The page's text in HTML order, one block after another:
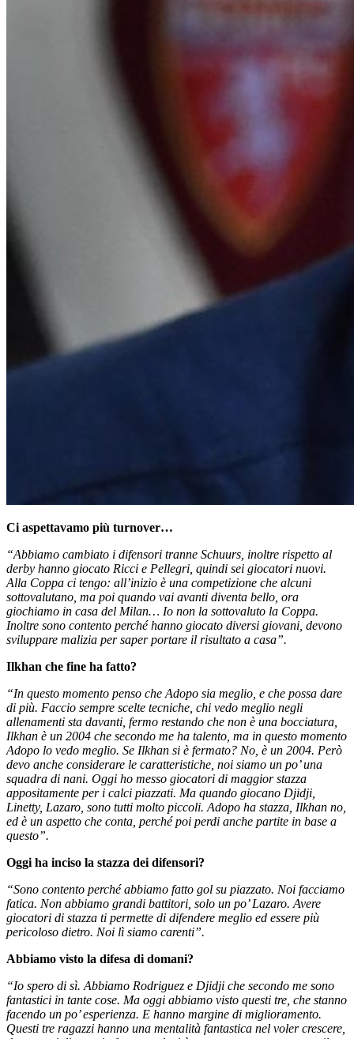
Ci aspettavamo più turnover…
“Abbiamo cambiato i difensori tranne Schuurs, inoltre rispetto al
derby hanno giocato Ricci e Pellegri, quindi sei giocatori nuovi.
Alla Coppa ci tengo: all’inizio è una competizione che alcuni
sottovalutano, ma poi quando vai avanti diventa bello, ora
giochiamo in casa del Milan… Io non la sottovaluto la Coppa.
Inoltre sono contento perché hanno giocato diversi giovani, devono
sviluppare malizia per saper portare il risultato a casa”.
Ilkhan che fine ha fatto?
“In questo momento penso che Adopo sia meglio, e che possa dare
di più. Faccio sempre scelte tecniche, chi vedo meglio negli
allenamenti sta davanti, fermo restando che non è una bocciatura,
Ilkhan è un 2004 che secondo me ha talento, ma in questo momento
Adopo lo vedo meglio. Se Ilkhan si è fermato? No, è un 2004. Però
devo anche considerare le caratteristiche, noi siamo un po’ una
squadra di nani. Oggi ho messo giocatori di maggior stazza
appositamente per i calci piazzati. Ma quando giocano Djidji,
Linetty, Lazaro, sono tutti molto piccoli. Adopo ha stazza, Ilkhan no,
ed è un aspetto che conta, perché poi perdi anche partite in base a
questo”.
Oggi ha inciso la stazza dei difensori?
“Sono contento perché abbiamo fatto gol su piazzato. Noi facciamo
fatica. Non abbiamo grandi battitori, solo un po’ Lazaro. Avere
giocatori di stazza ti permette di difendere meglio ed essere più
pericoloso dietro. Noi lì siamo carenti”.
Abbiamo visto la difesa di domani?
“Io spero di sì. Abbiamo Rodriguez e Djidji che secondo me sono
fantastici in tante cose. Ma oggi abbiamo visto questi tre, che stanno
facendo un po’ esperienza. E hanno margine di miglioramento.
Questi tre ragazzi hanno una mentalità fantastica nel voler crescere,